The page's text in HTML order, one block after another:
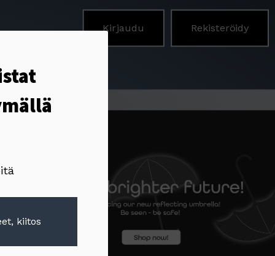
Kirjaudu Rekisteröidy
kiitos